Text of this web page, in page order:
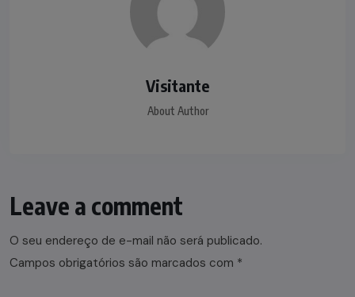
Visitante
About Author
Leave a comment
O seu endereço de e-mail não será publicado.
Campos obrigatórios são marcados com *